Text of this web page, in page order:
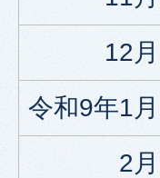
12月
令和9年1月
2月